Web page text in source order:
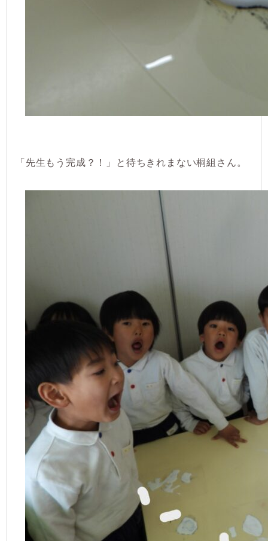
「先生もう完成？！」と待ちきれまない桐組さん。